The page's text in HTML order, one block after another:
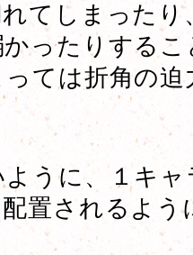
てしまったり
かったりする
ては折角の
うに、１キ
置されるよう